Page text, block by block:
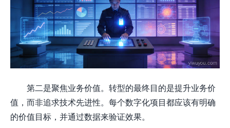
第二是聚焦业务价值。转型的最终目的是提升业务价
值，而非追求技术先进性。每个数字化项目都应该有明确
的价值目标，并通过数据来验证效果。